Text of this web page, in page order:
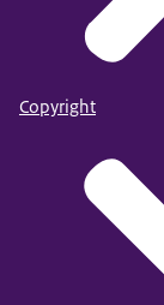
Copyright